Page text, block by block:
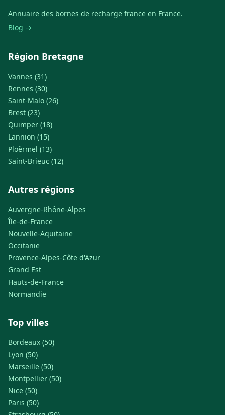
Annuaire des bornes de recharge france en France.
Blog →
Région Bretagne
Vannes (31)
Rennes (30)
Saint-Malo (26)
Brest (23)
Quimper (18)
Lannion (15)
Ploërmel (13)
Saint-Brieuc (12)
Autres régions
Auvergne-Rhône-Alpes
Île-de-France
Nouvelle-Aquitaine
Occitanie
Provence-Alpes-Côte d'Azur
Grand Est
Hauts-de-France
Normandie
Top villes
Bordeaux (50)
Lyon (50)
Marseille (50)
Montpellier (50)
Nice (50)
Paris (50)